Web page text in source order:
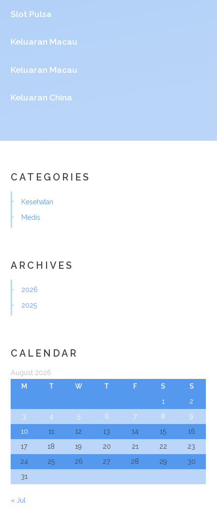
Slot Pulsa
Keluaran Macau
Keluaran Macau
Keluaran China
CATEGORIES
Kesehatan
Medis
ARCHIVES
2026
2025
CALENDAR
August 2026
M
T W T F S
S
1
2
3
4 5 6 7 8
9
10
11 12 13 14 15
16
17
18 19 20 21 22
23
24
25 26 27 28 29
30
31
« Jul